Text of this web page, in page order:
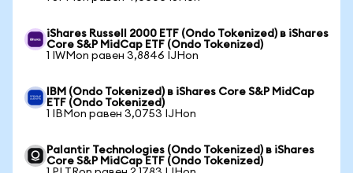
iShares Russell 2000 ETF (Ondo Tokenized) в iShares
Core S&P MidCap ETF (Ondo Tokenized)
1 IWMon равен 3,8846 IJHon
IBM (Ondo Tokenized) в iShares Core S&P MidCap
ETF (Ondo Tokenized)
1 IBMon равен 3,0753 IJHon
Palantir Technologies (Ondo Tokenized) в iShares
Core S&P MidCap ETF (Ondo Tokenized)